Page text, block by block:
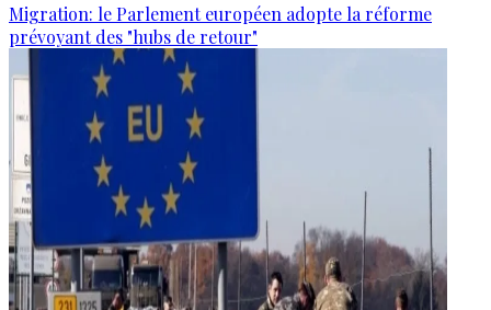
Migration: le Parlement européen adopte la réforme
prévoyant des "hubs de retour"